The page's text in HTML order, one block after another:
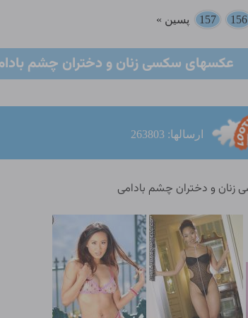
156
157 پسین »
عکسهای سکسی زنان و دختران چشم
ارسالها: 263803